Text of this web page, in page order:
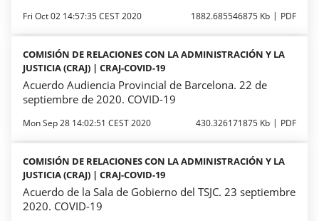
Fri Oct 02 14:57:35 CEST 2020 1882.685546875 Kb PDF
COMISIÓN DE RELACIONES CON LA ADMINISTRACIÓN Y LA
JUSTICIA (CRAJ) | CRAJ-COVID-19
Acuerdo Audiencia Provincial de Barcelona. 22 de
septiembre de 2020. COVID-19
Mon Sep 28 14:02:51 CEST 2020 430.326171875 Kb PDF
COMISIÓN DE RELACIONES CON LA ADMINISTRACIÓN Y LA
JUSTICIA (CRAJ) | CRAJ-COVID-19
Acuerdo de la Sala de Gobierno del TSJC. 23 septiembre
2020. COVID-19